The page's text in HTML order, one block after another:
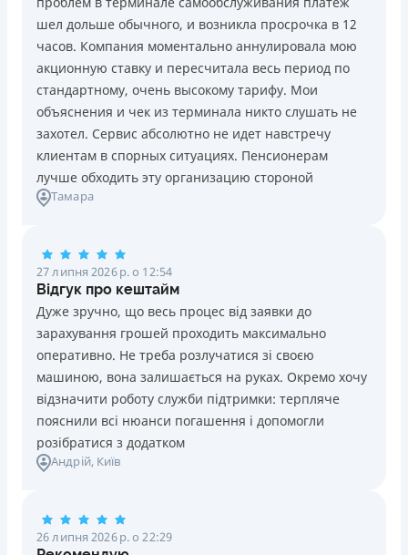
Вся інформація про кредит
ОТРИМАТИ ПОЗИКУ Детальніше
Немає цілодобової підтримки по телефону, в Viber,
Telegram, Facebook
Погашення
В касах і терміналах відділень
Онлайн (через сайт або інтернет-банкінг)
Через термінали самообслуговування
Через термінали Приватбанку
Ліцензія НБУ
безконтактному банкоматі України (сума операцій та
кількість необмежена)
Безкоштовний переказ кредитних коштів з Pluscard
на будь-яку картку іншого банку (операція
здійснюється миттєво через застосунок)
Максимальний кредитний ліміт відразу при
оформленні картки (до 50 000 грн. при відповідному
доході)
Зручний додаток для оформлення та управління
платіжною карткою та кредитним лімітом (відсутність
Строк користування кредитним лімітом необмежений
при вчасному обслуговуванні (строк кредитної лінії 5
років з можливістю пролонгації)
Можна використовувати ліміт на будь які споживчі
потреби
Недоліки
Нема програми лояльності для постійних клієнтів
Нема кредиту для юросіб (ФОП)
Немає цілодобової підтримки
Telegram, Facebook
Онлайн (через сайт або інтернет-банкінг)
Через термінали самообслуговування
шел дольше обычного, и возникла просрочка в 12
часов. Компания моментально аннулировала мою
акционную ставку и пересчитала весь период по
стандартному, очень высокому тарифу. Мои
объяснения и чек из терминала никто слушать не
захотел. Сервис абсолютно не идет навстречу
клиентам в спорных ситуациях. Пенсионерам
лучше обходить эту организацию стороной
Тамара
27 липня 2026 р. о 12:54
Відгук про кештайм
Дуже зручно, що весь процес від заявки до
зарахування грошей проходить максимально
оперативно. Не треба розлучатися зі своєю
машиною, вона залишається на руках. Окремо хочу
відзначити роботу служби підтримки: терпляче
пояснили всі нюанси погашення і допомогли
розібратися з додатком
Андрій, Київ
26 липня 2026 р. о 22:29